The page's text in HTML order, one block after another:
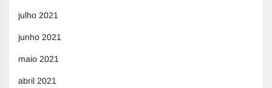
julho 2021
junho 2021
maio 2021
abril 2021